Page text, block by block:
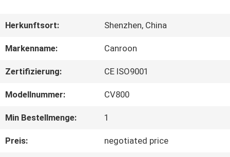
ÜBER
UNS
TOUR
QUALITÄTSKONTROLLE
Herkunftsort: Shenzhen, China
Markenname: Canroon
Zertifizierung: CE ISO9001
Modellnummer: CV800
Min Bestellmenge: 1
Preis: negotiated price